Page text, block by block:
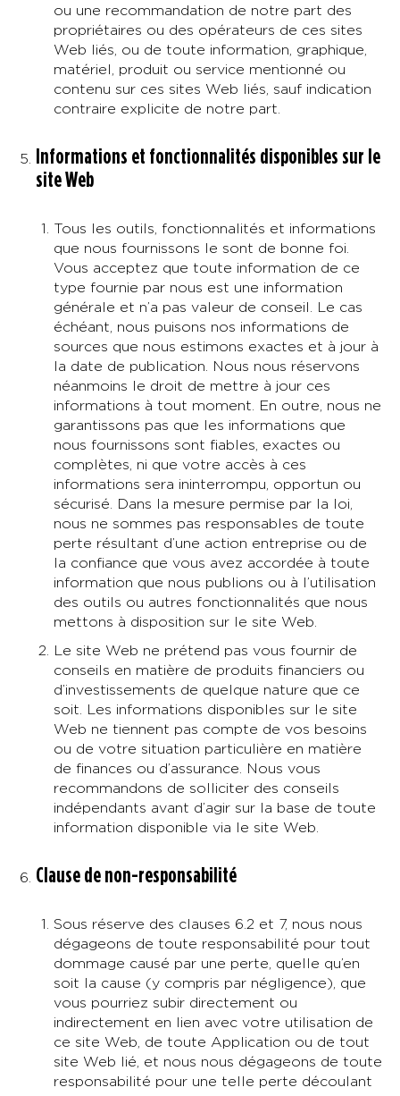
ou une recommandation de notre part des
propriétaires ou des opérateurs de ces sites
Web liés, ou de toute information, graphique,
matériel, produit ou service mentionné ou
contenu sur ces sites Web liés, sauf indication
contraire explicite de notre part.
Informations et fonctionnalités disponibles sur le
site Web
Tous les outils, fonctionnalités et informations
que nous fournissons le sont de bonne foi.
Vous acceptez que toute information de ce
type fournie par nous est une information
générale et n’a pas valeur de conseil. Le cas
échéant, nous puisons nos informations de
sources que nous estimons exactes et à jour à
la date de publication. Nous nous réservons
néanmoins le droit de mettre à jour ces
informations à tout moment. En outre, nous ne
garantissons pas que les informations que
nous fournissons sont fiables, exactes ou
complètes, ni que votre accès à ces
informations sera ininterrompu, opportun ou
sécurisé. Dans la mesure permise par la loi,
nous ne sommes pas responsables de toute
perte résultant d’une action entreprise ou de
la confiance que vous avez accordée à toute
information que nous publions ou à l’utilisation
des outils ou autres fonctionnalités que nous
mettons à disposition sur le site Web.
Le site Web ne prétend pas vous fournir de
conseils en matière de produits financiers ou
d’investissements de quelque nature que ce
soit. Les informations disponibles sur le site
Web ne tiennent pas compte de vos besoins
ou de votre situation particulière en matière
de finances ou d’assurance. Nous vous
recommandons de solliciter des conseils
indépendants avant d’agir sur la base de toute
information disponible via le site Web.
Clause de non-responsabilité
Sous réserve des clauses 6.2 et 7, nous nous
dégageons de toute responsabilité pour tout
dommage causé par une perte, quelle qu’en
soit la cause (y compris par négligence), que
vous pourriez subir directement ou
indirectement en lien avec votre utilisation de
ce site Web, de toute Application ou de tout
site Web lié, et nous nous dégageons de toute
responsabilité pour une telle perte découlant